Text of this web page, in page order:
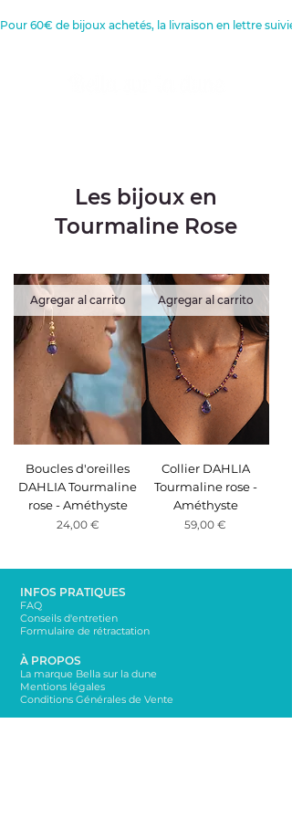
Pour 60€ de bijoux achetés, la livraison en lettre
Les bijoux en
Tourmaline Rose
Agregar al carrito
Boucles d'oreilles
DAHLIA Tourmaline
rose - Améthyste
Precio
24,00 €
Agregar al carrito
Collier DAHLIA
Tourmaline rose -
Améthyste
Precio
59,00 €
INFOS PRATIQUES
FAQ
Conseils d'entretien
Formulaire de rétractation
À PROPOS
La marque Bella sur la dune
Mentions légales
Conditions Générales de Vente